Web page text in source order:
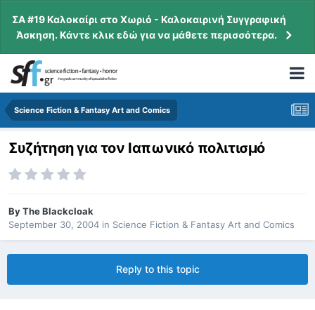
ΣΑ #19 Καλοκαίρι στο Χωριό - Καλοκαιρινή Συγγραφική
Άσκηση. Κάντε κλικ εδώ για να μάθετε περισσότερα.
Science Fiction & Fantasy Art and Comics
Συζήτηση για τον Ιαπωνικό πολιτισμό
ByThe Blackcloak
September 30, 2004 in Science Fiction & Fantasy Art and Comics
Reply to this topic